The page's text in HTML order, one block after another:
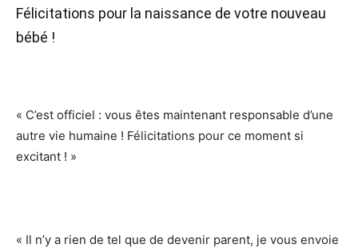
Félicitations pour la naissance de votre nouveau
bébé !
« C’est officiel : vous êtes maintenant responsable d’une
autre vie humaine ! Félicitations pour ce moment si
excitant ! »
« Il n’y a rien de tel que de devenir parent, je vous envoie